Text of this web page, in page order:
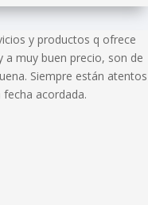
y productos q ofrece
a muy buen precio, son de
Siempre están atentos
acordada.